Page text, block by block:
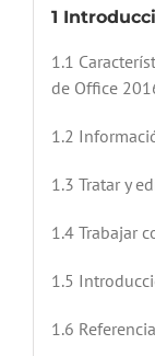
1
1.1
de Office
1.2
1.3 Tratar y
1.4 Trabajar
1.5
1.6